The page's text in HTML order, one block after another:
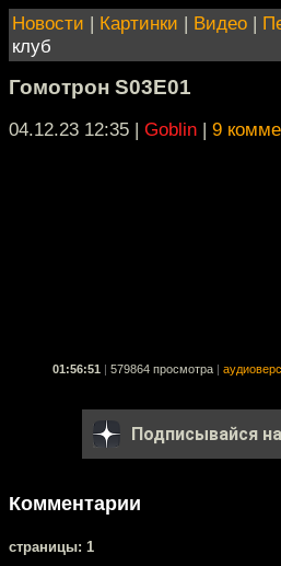
Новости | Картинки | Видео |
клуб
Гомотрон S03E01
04.12.23 12:35 | Goblin | 9
01:56:51 579864 просмотра
Подписывайся
Комментарии
cтраницы: 1